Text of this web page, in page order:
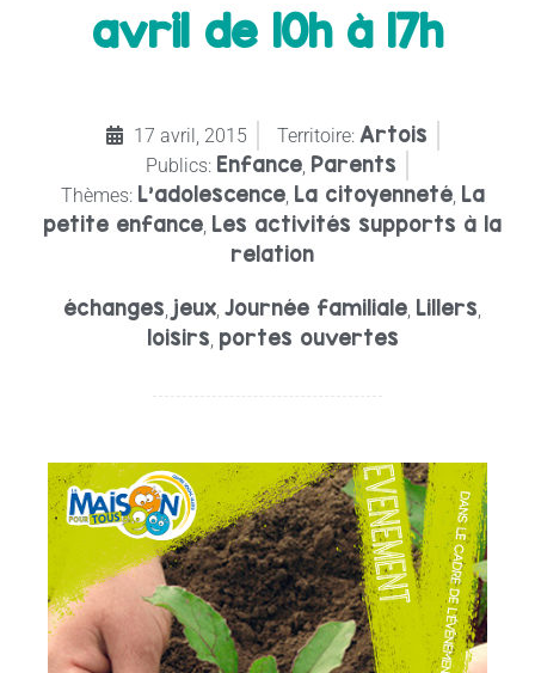
avril de 10h à 17h
17 avril, 2015 Territoire: Artois
Publics: Enfance Parents
Thèmes: L’adolescence, La citoyenneté, La
petite enfance Les activités supports à la
relation
échanges jeux Journée familiale Lillers
loisirs portes ouvertes